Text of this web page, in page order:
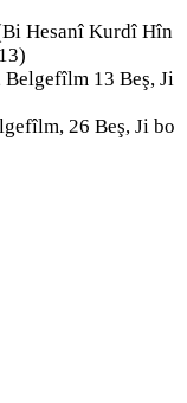
Hesanî Kurdî Hîn
13 Beş, Ji
26 Beş, Ji bo